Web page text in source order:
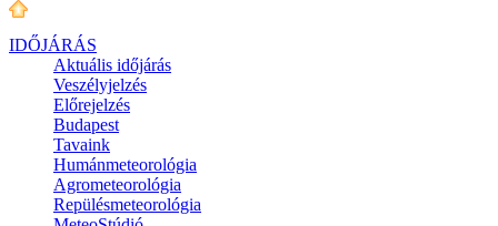
IDŐJÁRÁS
Aktuális időjárás
Veszélyjelzés
Előrejelzés
Budapest
Tavaink
Humánmeteorológia
Agrometeorológia
Repülésmeteorológia